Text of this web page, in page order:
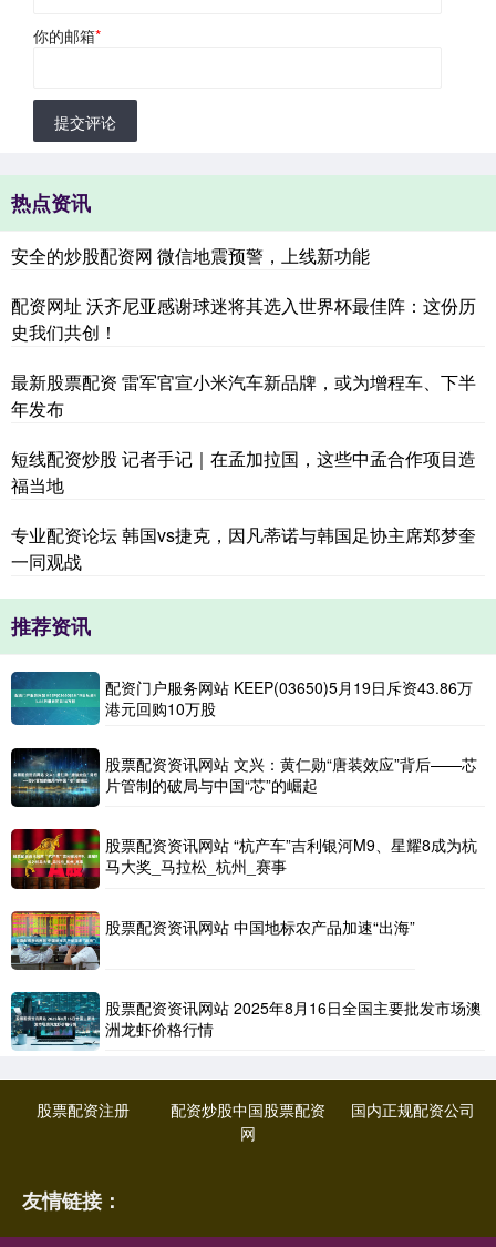
你的邮箱*
提交评论
热点资讯
安全的炒股配资网 微信地震预警，上线新功能
配资网址 沃齐尼亚感谢球迷将其选入世界杯最佳阵：这份历
史我们共创！
最新股票配资 雷军官宣小米汽车新品牌，或为增程车、下半
年发布
短线配资炒股 记者手记｜在孟加拉国，这些中孟合作项目造
福当地
专业配资论坛 韩国vs捷克，因凡蒂诺与韩国足协主席郑梦奎
一同观战
推荐资讯
配资门户服务网站 KEEP(03650)5月19日斥资43.86万
港元回购10万股
股票配资资讯网站 文兴：黄仁勋“唐装效应”背后——芯
片管制的破局与中国“芯”的崛起
股票配资资讯网站 “杭产车”吉利银河M9、星耀8成为杭
马大奖_马拉松_杭州_赛事
股票配资资讯网站 中国地标农产品加速“出海”
股票配资资讯网站 2025年8月16日全国主要批发市场澳
洲龙虾价格行情
股票配资注册
配资炒股中国股票配资
网
国内正规配资公司
友情链接：